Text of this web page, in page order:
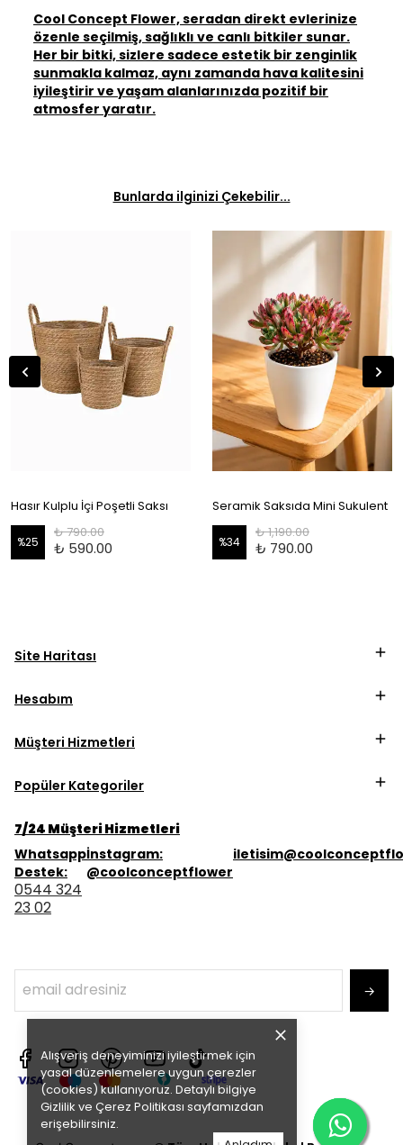
Alışveriş deneyiminizi iyileştirmek için
yasal düzenlemelere uygun çerezler
(cookies) kullanıyoruz. Detaylı bilgiye
Gizlilik ve Çerez Politikası sayfamızdan
erişebilirsiniz.
Cool Concept Flower, seradan direkt evlerinize
özenle seçilmiş, sağlıklı ve canlı bitkiler sunar.
Her bir bitki, sizlere sadece estetik bir zenginlik
sunmakla kalmaz, aynı zamanda hava kalitesini
iyileştirir ve yaşam alanlarınızda pozitif bir
atmosfer yaratır.
Bunlarda ilginizi Çekebilir...
Hasır Kulplu İçi Poşetli Saksı
%25
₺ 790.00
₺ 590.00
Seramik Saksıda Mini Sukulent
%34
₺ 1,190.00
₺ 790.00
Site Haritası
Hesabım
Müşteri Hizmetleri
Popüler Kategoriler
7/24 Müşteri Hizmetleri
Whatsapp
Destek:
0544 324
23 02
İnstagram:
@coolconceptflower
→